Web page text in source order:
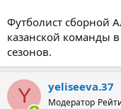
Футболист сборной
казанской команды
сезонов.
Y yeliseeva.37
Модератор